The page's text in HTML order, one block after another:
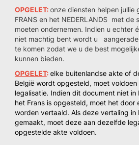
OPGELET:onze diensten helpen jullie
FRANS en het NEDERLANDS met de
moeten ondernemen. Indien u echter
niet machtig bent wordt u
te komen zodat we u de best
kunnen bieden.
OPGELET:elke buitenlandse akte of
België wordt opgesteld, moet voldoen
legalisatie. Indien dit document niet
het Frans is opgesteld, moet het door
worden vertaald. Als deze vertaling
gemaakt, moet deze aan dezelfde
opgestelde akte voldoen.